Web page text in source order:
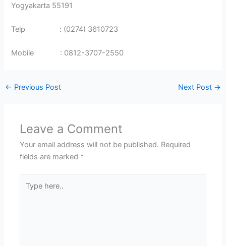
Yogyakarta 55191
Telp : (0274) 3610723
Mobile : 0812-3707-2550
← Previous Post Next Post →
Leave a Comment
Your email address will not be published. Required
fields are marked *
here..